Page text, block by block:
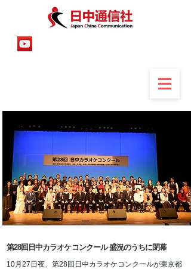
第28回日中カラオケコンクール 盛況のうちに閉幕
10月27日夜、第28回日中カラオケコンクールが東京都